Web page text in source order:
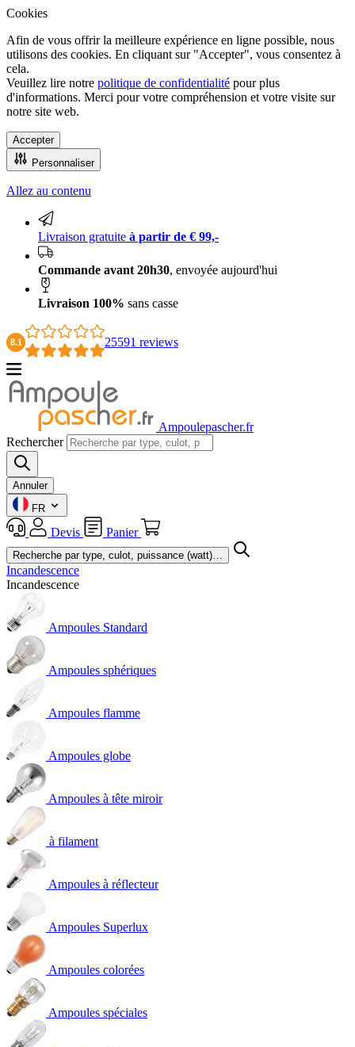
Cookies
Afin de vous offrir la meilleure expérience en ligne possible, nous
utilisons des cookies. En cliquant sur "Accepter", vous consentez à
cela.
Veuillez lire notre politique de confidentialité pour plus
d'informations. Merci pour votre compréhension et votre visite sur
notre site web.
Accepter
Personnaliser
Livraison 100% sans casse
Allez au contenu
Livraison gratuite à partir de € 99,-
Commande avant 20h30, envoyée aujourd'hui
Livraison 100% sans casse
8.1 25591 reviews
Ampoulepascher.fr
Rechercher
Annuler
FR
Devis Panier
Incandescence
Incandescence
Ampoules Standard
Ampoules sphériques
Ampoules flamme
Ampoules globe
Ampoules à tête miroir
à filament
Ampoules à réflecteur
Ampoules Superlux
Ampoules colorées
Ampoules spéciales